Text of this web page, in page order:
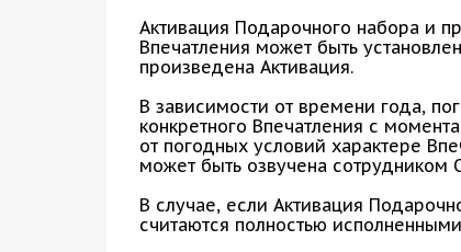
Активация Подарочного набора и
Впечатления может быть
произведена Активация.
В зависимости от времени года,
конкретного Впечатления с
от погодных условий характере
может быть озвучена
В случае, если Активация
считаются полностью